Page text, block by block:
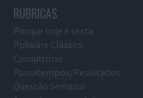
RUBRICAS
Porque hoje é sexta
Pplware Classics…
Consultório
Passatempos/Resultados
Questão Semanal